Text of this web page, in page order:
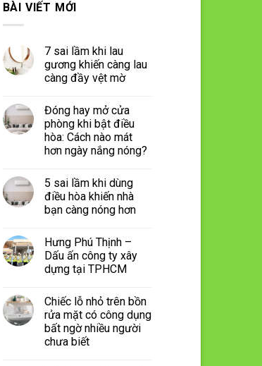
BÀI VIẾT MỚI
7 sai lầm khi lau
gương khiến càng lau
càng đầy vệt mờ
Đóng hay mở cửa
phòng khi bật điều
hòa: Cách nào mát
hơn ngày nắng nóng?
5 sai lầm khi dùng
điều hòa khiến nhà
bạn càng nóng hơn
Hưng Phú Thịnh –
Dấu ấn công ty xây
dựng tại TPHCM
Chiếc lỗ nhỏ trên bồn
rửa mặt có công dụng
bất ngờ nhiều người
chưa biết